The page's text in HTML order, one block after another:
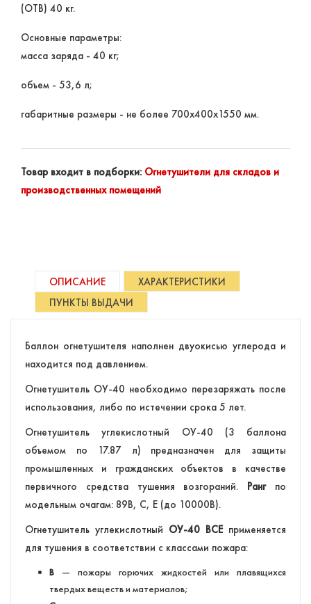
(ОТВ) 40 кг.
Основные параметры:
масса заряда - 40 кг;
объем - 53,6 л;
габаритные размеры - не более 700х400х1550 мм.
Товар входит в подборки: Огнетушители для складов и
производственных помещений
ОПИСАНИЕ
ХАРАКТЕРИСТИКИ
ПУНКТЫ ВЫДАЧИ
Баллон огнетушителя наполнен двуокисью углерода и
находится под давлением.
Огнетушитель ОУ-40 необходимо перезаряжать после
использования, либо по истечении срока 5 лет.
Огнетушитель углекислотный ОУ-40 (3 баллона
объемом по 17.87 л) предназначен для защиты
промышленных и гражданских объектов в качестве
первичного средства тушения возгораний. Рангпо
модельным очагам: 89В, С, Е (до 10000В).
Огнетушитель углекислотный ОУ-40 ВСЕприменяется
для тушения в соответствии с классами пожара:
В — пожары горючих жидкостей или плавящихся
твердых веществ и материалов;